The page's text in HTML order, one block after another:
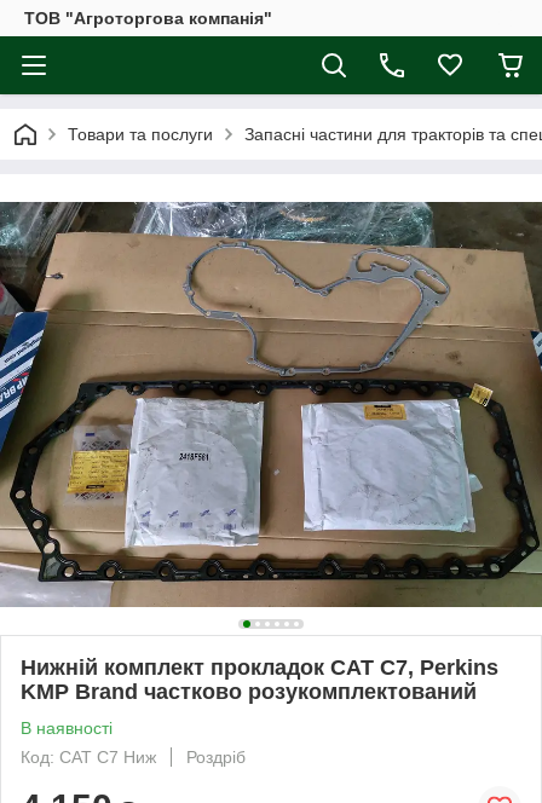
ТОВ "Агроторгова компанія"
Товари та послуги Запасні частини для тракторів та
Нижній комплект прокладок CAT C7, Perkins
KMP Brand частково розукомплектований
В наявності
Код: CAT C7 Ниж
Роздріб